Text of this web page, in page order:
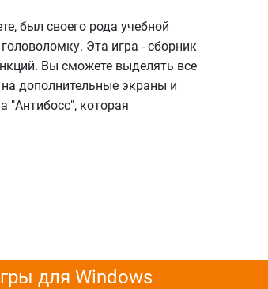
был своего рода учебной
Эта игра - сборник
Вы сможете выделять все
дополнительные экраны и
"Антибосс", которая
для Windows